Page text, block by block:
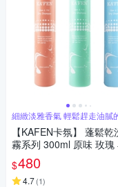
細緻淡雅香氣 輕鬆趕走
【KAFEN卡氛】 蓬鬆乾
霧系列 300ml 原味 玫瑰
$480
4.7(1)